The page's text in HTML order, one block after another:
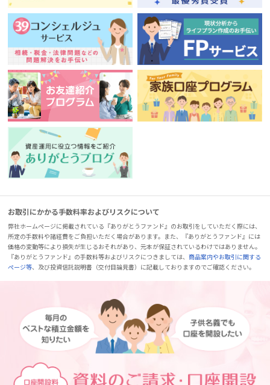
お取引にかかる手数料率およびリスクについて
弊社ホームページに掲載されている『ありがとうファンド』のお取引をしていただく際には、
所定の手数料や諸経費をご負担いただく場合があります。また、『ありがとうファンド』には
価格の変動等により損失が生じるおそれがあり、元本が保証されているわけではありません。
『ありがとうファンド』の手数料等およびリスクにつきましては、商品案内やお取引に関する
ページ等、及び投資信託説明書（交付目論見書）に記載しておりますのでご確認ください。